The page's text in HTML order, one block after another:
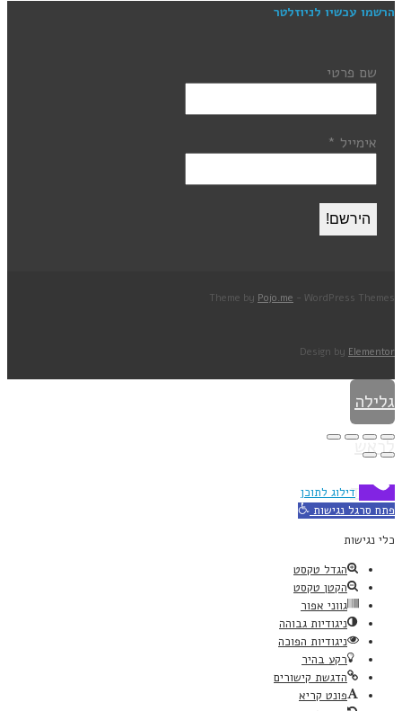
הרשמו עכשיו לניוזלטר
שם פרטי
אימייל *
Theme by Pojo.me - WordPress Themes
Design by Elementor
גלילה
לראש
העמודדילוג לתוכן
פתח סרגל נגישות
כלי נגישות
הגדל טקסט
הקטן טקסט
גווני אפור
ניגודיות גבוהה
ניגודיות הפוכה
רקע בהיר
הדגשת קישורים
פונט קריא